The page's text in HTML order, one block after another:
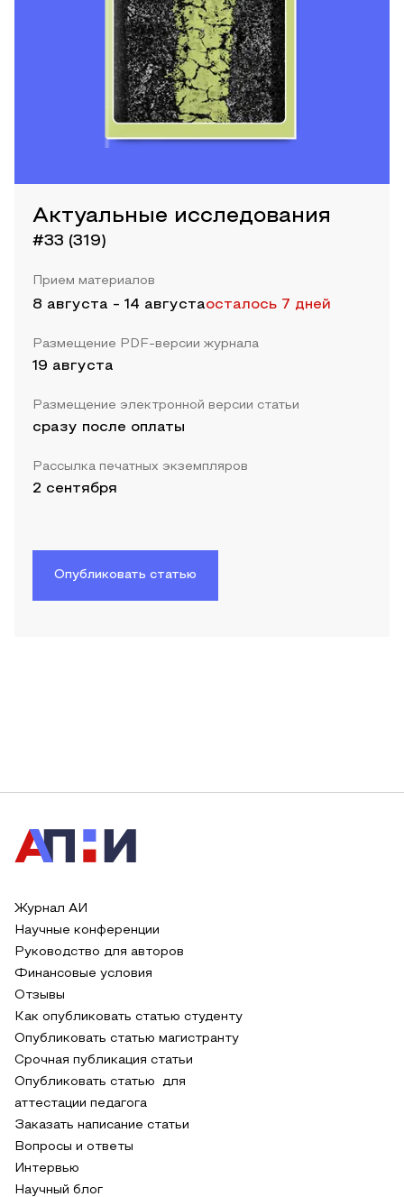
Актуальные исследования
#33 (319)
Прием материалов
8 августа - 14 августаосталось 7 дней
Размещение PDF-версии журнала
19 августа
Размещение электронной версии статьи
сразу после оплаты
Рассылка печатных экземпляров
2 сентября
Опубликовать статью
Журнал АИ
Научные конференции
Руководство для авторов
Финансовые условия
Отзывы
Как опубликовать статью студенту
Опубликовать статью магистранту
Срочная публикация статьи
Опубликовать статью для
аттестации педагога
Заказать написание статьи
Вопросы и ответы
Интервью
Научный блог